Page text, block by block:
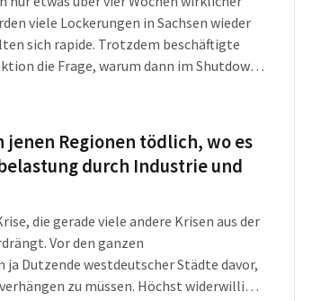
viele Lockerungen in Sachsen wieder
sich rapide. Trotzdem beschäftigte
die Frage, warum dann im Shutdown
an den Schadstoffen in der Stadt
jenen Regionen tödlich, wo es
durch Industrie und
die gerade viele andere Krisen aus der
Vor den ganzen
Dutzende westdeutscher Städte davor,
zu müssen. Höchst widerwillig,